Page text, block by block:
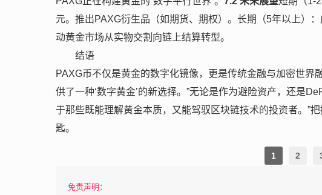
元。推出PAXG衍生品（如期货、期权）。长期（5年以上）
动黄金市场从实物交割向链上结算转型。
结语
PAXG币不仅是黄金的数字化镜像，更是传统金融与加密世界
供了一种‘数字黄金’的新选择。”无论是作为避险资产，还是
于那些既能理解黄金本质，又能驾驭区块链技术的投资者。”
匙。
1 2
免责声明：